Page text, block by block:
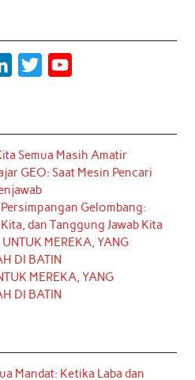
k
e
d
I
n
t
t
r
T
u
e
Semua Masih Amatir
GEO: Saat Mesin Pencari
Gelombang:
dan Tanggung Jawab Kita
UNTUK MEREKA, YANG
DI BATIN
MEREKA, YANG
DI BATIN
Mandat: Ketika Laba dan